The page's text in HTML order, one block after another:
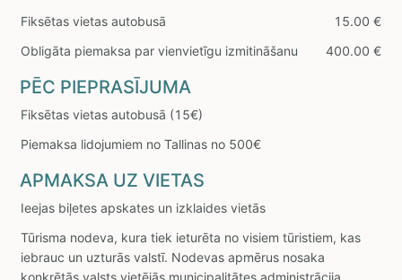
Fiksētas vietas autobusā
15.00 €
Obligāta piemaksa par vienvietīgu izmitināšanu
400.00 €
PĒC PIEPRASĪJUMA
Fiksētas vietas autobusā (15€)
Piemaksa lidojumiem no Tallinas no 500€
APMAKSA UZ VIETAS
Ieejas biļetes apskates un izklaides vietās
Tūrisma nodeva, kura tiek ieturēta no visiem tūristiem, kas
iebrauc un uzturās valstī. Nodevas apmērus nosaka
konkrētās valsts vietējās municipalitātes administrācija